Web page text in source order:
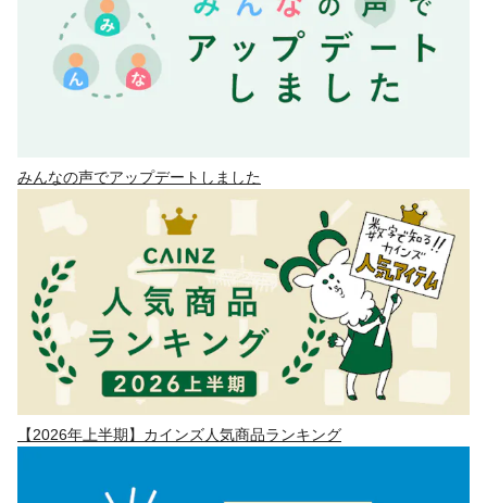
みんなの声でアップデートしました
【2026年上半期】カインズ人気商品ランキング